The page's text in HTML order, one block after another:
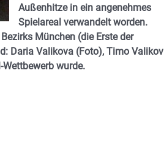
Außenhitze in ein angenehmes
Spielareal verwandelt worden.
München (die Erste der
Daria Valikova (Foto), Timo Valikov
wurde.